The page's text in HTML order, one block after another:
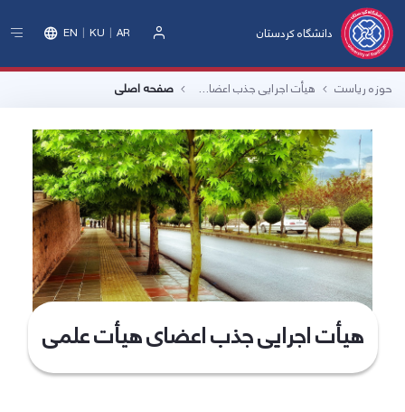
دانشگاه کردستان EN KU AR
حوزه ریاست هیأت اجرایی جذب اعضای هیأت علمی صفحه اصلی
هیأت اجرایی جذب اعضای هیأت علمی